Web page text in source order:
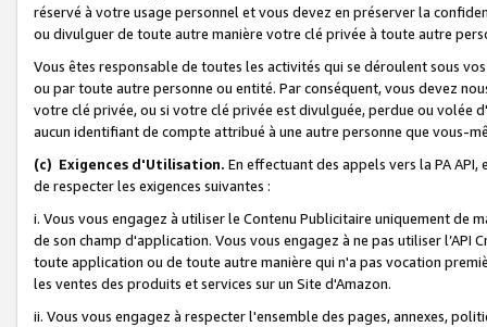
réservé à votre usage personnel et vous devez en préserver la
ou divulguer de toute autre manière votre clé privée à toute autre
Vous êtes responsable de toutes les activités qui se déroulent sous
ou par toute autre personne ou entité. Par conséquent, vous devez
votre clé privée, ou si votre clé privée est divulguée, perdue ou volée
aucun identifiant de compte attribué à une autre personne que vous-
(c) Exigences d'Utilisation. En effectuant des appels vers la PA
de respecter les exigences suivantes :
i. Vous vous engagez à utiliser le Contenu Publicitaire uniquement de
de son champ d'application. Vous vous engagez à ne pas utiliser l’API
toute application ou de toute autre manière qui n'a pas vocation
les ventes des produits et services sur un Site d'Amazon.
ii. Vous vous engagez à respecter l'ensemble des pages, annexes,